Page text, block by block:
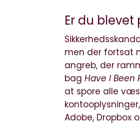
Er du blevet
men der fortsat
angreb, der
bagHave I Been
at spore alle
Adobe, Dropbox